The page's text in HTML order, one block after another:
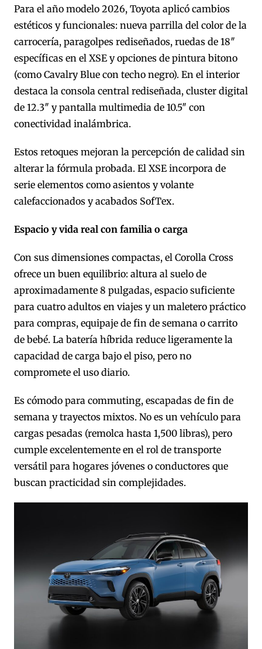
Para el año modelo 2026, Toyota aplicó cambios
estéticos y funcionales: nueva parrilla del color de la
carrocería, paragolpes rediseñados, ruedas de 18″
específicas en el XSE y opciones de pintura bitono
(como Cavalry Blue con techo negro). En el interior
destaca la consola central rediseñada, cluster digital
de 12.3″ y pantalla multimedia de 10.5″ con
conectividad inalámbrica.
Estos retoques mejoran la percepción de calidad sin
alterar la fórmula probada. El XSE incorpora de
serie elementos como asientos y volante
calefaccionados y acabados SofTex.
Espacio y vida real con familia o carga
Con sus dimensiones compactas, el Corolla Cross
ofrece un buen equilibrio: altura al suelo de
aproximadamente 8 pulgadas, espacio suficiente
para cuatro adultos en viajes y un maletero práctico
para compras, equipaje de fin de semana o carrito
de bebé. La batería híbrida reduce ligeramente la
capacidad de carga bajo el piso, pero no
compromete el uso diario.
Es cómodo para commuting, escapadas de fin de
semana y trayectos mixtos. No es un vehículo para
cargas pesadas (remolca hasta 1,500 libras), pero
cumple excelentemente en el rol de transporte
versátil para hogares jóvenes o conductores que
buscan practicidad sin complejidades.